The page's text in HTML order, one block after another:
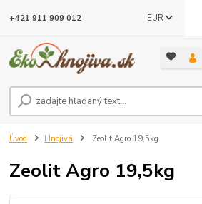
EUR
+421 911 909 012
Úvod Hnojivá Zeolit Agro 19,5kg
Zeolit Agro 19,5kg